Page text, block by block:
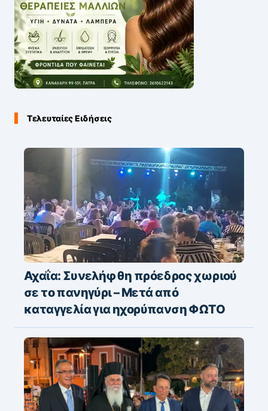
Τελευταίες Ειδήσεις
Αχαΐα: Συνελήφθη πρόεδρος χωριού
σε το πανηγύρι – Μετά από
καταγγελία για ηχορύπανση ΦΩΤΟ